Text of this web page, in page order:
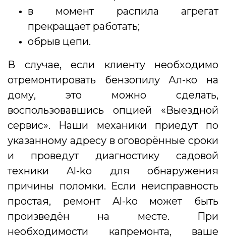
в момент распила агрегат
прекращает работать;
обрыв цепи.
В случае, если клиенту необходимо
отремонтировать бензопилу Ал-ко на
дому, это можно сделать,
воспользовавшись опцией «Выездной
сервис». Наши механики приедут по
указанному адресу в оговорённые сроки
и проведут диагностику садовой
техники Al-ko для обнаружения
причины поломки. Если неисправность
простая, ремонт Al-ko может быть
произведён на месте. При
необходимости капремонта, ваше